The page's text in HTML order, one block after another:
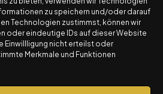
zu speichern und/oder darauf
Technologien zustimmst, können wir
oder eindeutige IDs auf dieser Website
Einwillligung nicht erteilst oder
Merkmale und Funktionen
by Travel4AuroCapital LTD.
vorbehalten.